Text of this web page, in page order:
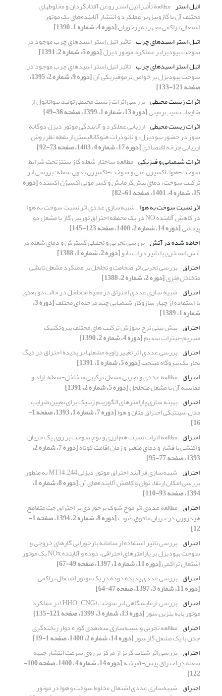
اتیل ­استر مطالعة تأثیر اتیل­ استر روغن آفتابگردان و مخلوط­های
مختلف آن با گازوییل بر عملکرد و انتشار آلاینده‌های یک موتور
اشتعال­ تراکمی مجهز به پرخوران[دوره 4، شماره 1، 1390]
اتیل استر اسیدهای چرب تاثیر اتیل اِستر اسیدهای چرب موجود در
سوخت بیودیزلبر عملکرد موتور دیزل[دوره 5، شماره 2، 1391]
اتیل استر اسیدهای چرب تاثیر اتیل اِستر اسیدهای چرب موجود در
سوخت بیودیزل بر خواص ترموفیزیکی آن [دوره 9، شماره 2، 1395،
صفحه 121-133]
اثرات زیست محیطی بررسی اثرات زیست محیطی تولید بیواتانول از
ضایعات سیب زمینی[دوره 13، شماره 1، 1399، صفحه 36-49]
اثرات زیست محیطی ارزیابی عملکرد و آلایندگی موتور دیزل دوگانه
سوز در حضور بیودیزل، و نانوذرات فتوکاتالیستی از نقطه نظر روش
ارزیابی چرخه اقتصادی[دوره 17، شماره 4، 1403، صفحه 73-92]
اثرات شیمیایی و فیزیکی مطالعه ساختار شعله گاز سنتزتحت شرایط
سوخت-هوا، اکسیژن غنی و سوخت-اکسیژن بدون شعله: بررسی اثر
ترکیب سوخت، دمای پیش‌گرمایش و کسر مولی اکسیژن اکسنده[دوره
15، شماره 4، 1401، صفحه 61-82]
اثر نسبت سوخت به هوا شبیه‌سازی عددی اثر نسبت سوخت به هوا
در کاهش آلاینده‌‌ NO در یک محفظه احتراق توربین گاز با مشعل دو
پیچشی[دوره 14، شماره 2، 1400، صفحه 123-145]
احاطه شده در آتش بررسی تجربی و تحلیلی گسترش و دمای شعله در
آتش استخری با تاثیر ذرات نانو[دوره 2، شماره 1، 1388]
احتراق بررسی تجربی اثر ضخامت و تخلخل بر عملکرد مشعل تابشی
متخلخل فلزی[دوره 2، شماره 2، 1388]
احتراق شبیه­ سازی عددی احتراق در محیط متخلخل در حالت دو بعدی
با استفاده از چهار سازوکار شیمیایی چند مرحله­ ای مختلف [دوره 3،
شماره 1، 1389]
احتراق پیش­ بینی نرخ سوزش ترکیب­ های مختلف پیروتکنیک
منیزیم-نیترات سدیم[دوره 4، شماره 2، 1390]
احتراق بررسی عددی اثر تغییر زاویه مشعل­ها بر پدیده احتراق در دیگ
بخار یک نیروگاه منتخب[دوره 5، شماره 1، 1391]
احتراق مطالعه عددی و تجربی مشعل ترکیبی متخلخل-شعله آزاد و
مقایسه آن با مشعل متخلخل[دوره 5، شماره 2، 1391]
احتراق بهینه سازی پارامترهای الگوریتم ژنتیک برای تعیین ضرایب
مدل سینتیکی احتراق متان و هوا [دوره 7، شماره 1، 1393، صفحه 1-
16]
احتراق مطالعه اثرات نسبت هم­ ارزی و نوع سوخت بر روی یک جریان
واکنشی با فشار و دمای متغیر و زمان اقامت کوتاه [دوره 7، شماره 2،
1393، صفحه 77-95]
احتراق
شبیه‌سازی فرآیند احتراق موتور دیزلی MTI4.244 به منظور
بررسی امکان ارتقاء توان و کاهش آلاینده‌های آن [دوره 8، شماره 1،
1394، صفحه 93-110]
احتراق مطالعه عددی اثر موج شوک برخوردی بر احتراق جت متقاطع
هیدروژن در جریان مافوق صوت [دوره 8، شماره 2، 1394، صفحه 1-
12]
احتراق بررسی تاثیر استفاده از سامانه بازخورانی گازهای خروجی و
سوخت بیودیزل بر پارامترهای احتراقی، دوده و آلاینده NOx یک موتور
اشتعال تراکمی[دوره 11، شماره 1، 1397، صفحه 49-67]
احتراق بررسی عددی پدیده دوده در یک موتور اشتعال تراکمی
[دوره 11، شماره 3، 1397، صفحه 47-64]
احتراق
بررسی آزمایشگاهی اثر سوخت (HHO_CNG) بر عملکرد
موتور پایه بنزین سوز[دوره 13، شماره 3، 1399، صفحه 121-135]
احتراق مطالعه تجربی و شبیه‌سازی سه‌بعدی کوره‌ دوار ریخته‌گری
چدن با یک مشعل گازسوز[دوره 14، شماره 2، 1400، صفحه 1-19]
احتراق بررسی اثر شتاب گریز از مرکز بر روی سرعت انتشار جبهه
شعله در احتراق پیش-آمیخته [دوره 14، شماره 4، 1400، صفحه 100-
122]
احتراق شبیه‌سازی عددی اشتعال مخلوط سوخت و هوا در موتور